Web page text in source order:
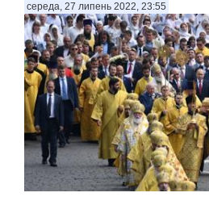
середа, 27 липень 2022, 23:55